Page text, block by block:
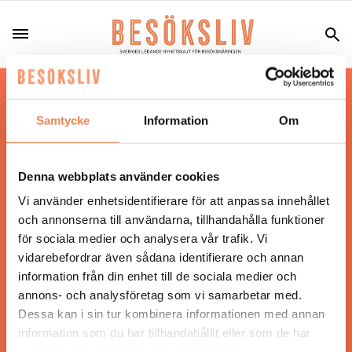
Samtycke Information Om
Denna webbplats använder cookies
Vi använder enhetsidentifierare för att anpassa innehållet
och annonserna till användarna, tillhandahålla funktioner
för sociala medier och analysera vår trafik. Vi
vidarebefordrar även sådana identifierare och annan
information från din enhet till de sociala medier och
annons- och analysföretag som vi samarbetar med.
Dessa kan i sin tur kombinera informationen med annan
information som du har tillhandahållit eller som de har
Hos oss läser du landets mest uppdaterade
nyheter och snackisar inom besöksnäringen.
Besöksliv i sin tryckta form är ett affärsmagasin
Tidningen ges ut avVisita
ANSVARIG UTGIVARE
Jonas Siljhammar
UPPHOVSRÄTT